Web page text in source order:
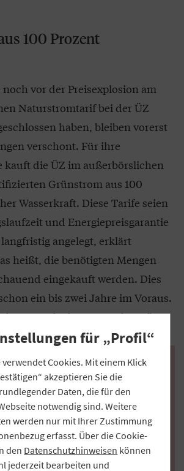
100 Prozent
vor der Preisexplosion am
Naturstromtarif bei der ÜZ
haben, bleiben vorerst
verschont. Für ihre
die ÜZ im außerbörslichen
Grünstrom aus 100
Wasserkraft. Diese Tarife seien
und Energiepreisgarantie
angelegt, erklärt
heißt, die benötigten Mengen
eingekauft werden. Dies
ein bis zwei Jahre im Voraus.
noch ein ganz anderes.“
plant
Angebot
eG ergänzt ihr Naturstrom-Angebot
zunehmend mit regional
aus Biomasse- und Photovoltaik-
Biogas-Anlagen haben wir damit
für „Profil“
verwendet Cookies. Mit einem Klick
akzeptieren Sie die
Daten, die für den
notwendig sind. Weitere
werden nur mit Ihrer Zustimmung
erfasst. Über die Cookie-
den Datenschutzhinweisen können
jederzeit bearbeiten und